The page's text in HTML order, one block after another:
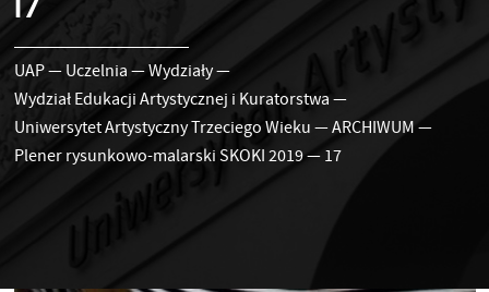
UAP— Uczelnia —Wydziały—
Wydział Edukacji Artystycznej i Kuratorstwa —
Uniwersytet Artystyczny Trzeciego Wieku —ARCHIWUM —
Plener rysunkowo-malarski SKOKI 2019— 17